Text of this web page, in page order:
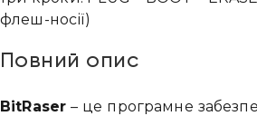
флеш-носії)
Повний опис
BitRaser – це програмне